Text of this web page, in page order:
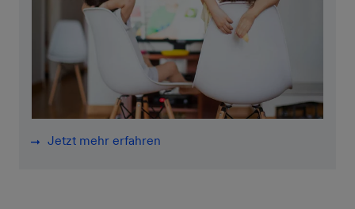
Jetzt mehr erfahren